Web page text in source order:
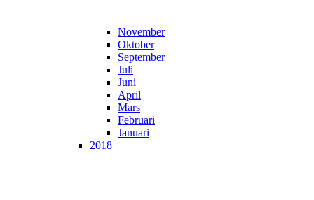
November
Oktober
September
Juli
Juni
April
Mars
Februari
Januari
2018